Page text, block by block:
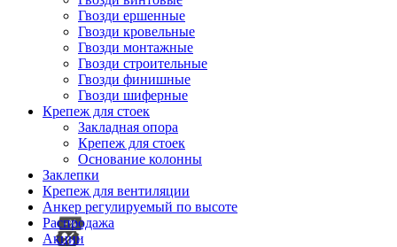
Гвозди ершенные
Гвозди кровельные
Гвозди монтажные
Гвозди строительные
Гвозди финишные
Гвозди шиферные
Крепеж для стоек
Закладная опора
Крепеж для стоек
Основание колонны
Заклепки
Крепеж для вентиляции
Анкер регулируемый по высоте
Распродажа
Акции